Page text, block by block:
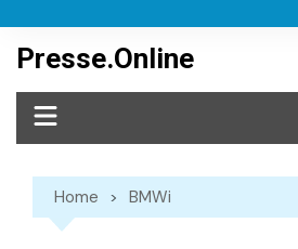
content
Presse.Online
Home BMWi